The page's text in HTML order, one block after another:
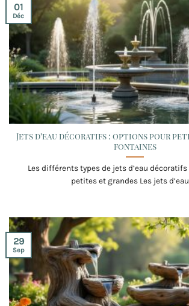
Jets d’eau décoratifs : options pour
fontaines
Les différents types de jets d’eau
petites et grandes Les jets d’eau
01
Déc
29
Sep